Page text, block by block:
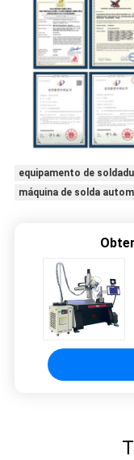
equipamento de
máquina de solda